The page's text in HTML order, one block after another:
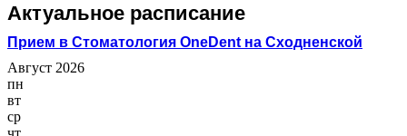
Актуальное расписание
Прием в Стоматология OneDent на Сходненской
Август 2026
пн
вт
ср
чт